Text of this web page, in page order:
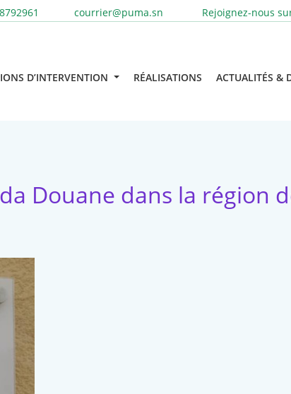
courrier@puma.sn Rejoignez-nous
D’INTERVENTION RÉALISATIONS ACTUALITÉS &
Douane dans la région